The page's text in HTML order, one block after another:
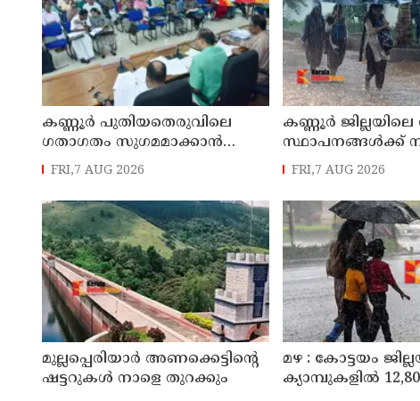
കണ്ണൂർ പുതിയതെരുവിലെ
ഗതാഗതം സുഗമമാക്കാന്‍
നടപടികള്‍ സ്വീകരിക്കും
FRI,7 AUG 2026
കണ്ണൂർ ജില്ലയിലെ
സ്ഥാപനങ്ങള്‍ക്ക്
അവധി പ്രഖ്യാപിച്ചു
FRI,7 AUG 2026
മുല്ലപ്പെരിയാർ അണക്കെട്ടിന്റെ
ഷട്ടറുകൾ നാളെ തുറക്കും
മഴ : കോട്ടയം
ക്യാമ്പുകളിൽ